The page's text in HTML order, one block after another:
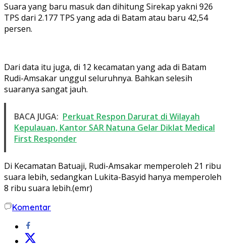
Suara yang baru masuk dan dihitung Sirekap yakni 926
TPS dari 2.177 TPS yang ada di Batam atau baru 42,54
persen.
Dari data itu juga, di 12 kecamatan yang ada di Batam
Rudi-Amsakar unggul seluruhnya. Bahkan selesih
suaranya sangat jauh.
BACA JUGA: Perkuat Respon Darurat di Wilayah
Kepulauan, Kantor SAR Natuna Gelar Diklat Medical
First Responder
Di Kecamatan Batuaji, Rudi-Amsakar memperoleh 21 ribu
suara lebih, sedangkan Lukita-Basyid hanya memperoleh
8 ribu suara lebih.(emr)
Komentar